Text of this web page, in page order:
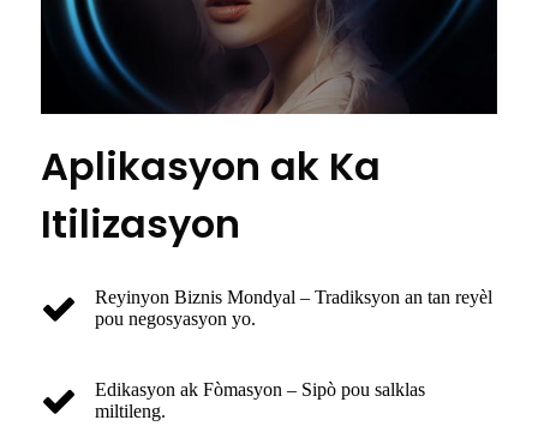
Aplikasyon ak Ka
Itilizasyon
Reyinyon Biznis Mondyal – Tradiksyon an tan reyèl
pou negosyasyon yo.
Edikasyon ak Fòmasyon – Sipò pou salklas
miltileng.